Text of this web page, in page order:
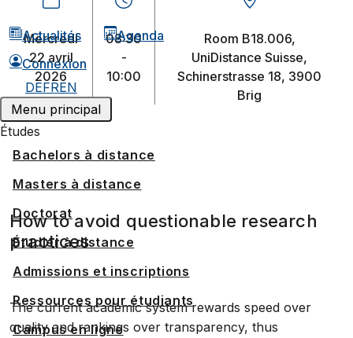
Actualités
Agenda
Connexion
DEFREN
Menu principal
Études
Bachelors à distance
Masters à distance
Doctorat
Étudier à distance
Admissions et inscriptions
Ressources pour étudiants
Campus en ligne
mercredi
22 avril
2026
08:30
-
10:00
Room B18.006,
UniDistance Suisse,
Schinerstrasse 18, 3900
Brig
How to avoid questionable research
practices
The current academic system rewards speed over
quality and rankings over transparency, thus